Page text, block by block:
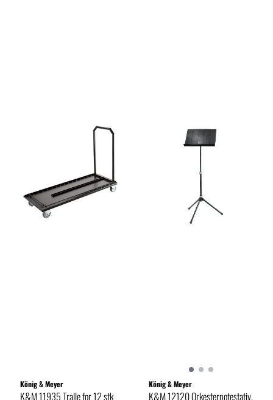
König & Meyer
K&M 11935 Tralle for 12 stk
König & Meyer
K&M 12120 Orkesternotestativ,